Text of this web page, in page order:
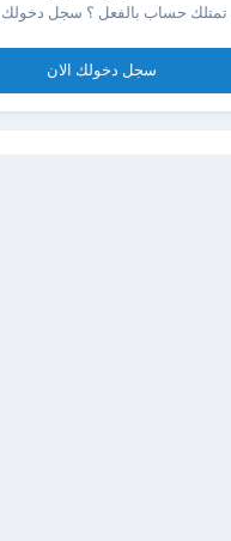
حساب بالفعل ؟ سجل دخولك
سجل دخولك الان